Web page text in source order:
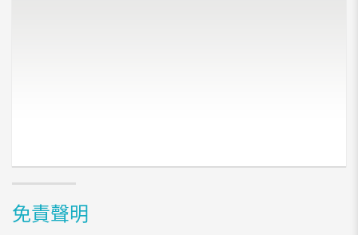
免責聲明